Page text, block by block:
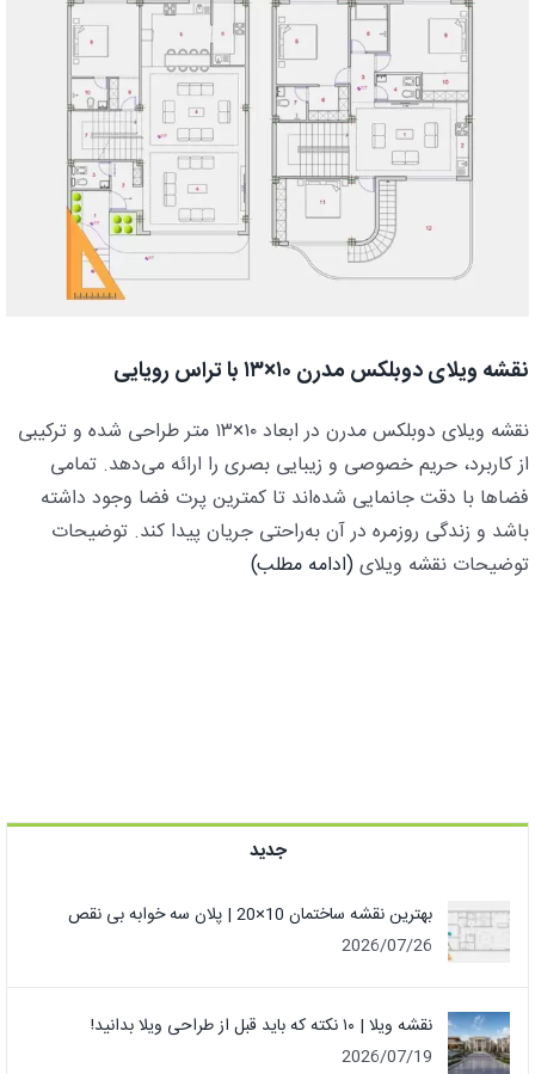
نقشه ویلای دوبلکس مدرن ۱۰×۱۳ با تراس رویایی
نقشه ویلای دوبلکس مدرن در ابعاد ۱۰×۱۳ متر طراحی شده و ترکیبی
از کاربرد، حریم خصوصی و زیبایی بصری را ارائه می‌دهد. تمامی
فضاها با دقت جانمایی شده‌اند تا کمترین پرت فضا وجود داشته
باشد و زندگی روزمره در آن به‌راحتی جریان پیدا کند. توضیحات
توضیحات نقشه ویلای(ادامه مطلب)
جدید
بهترین نقشه ساختمان 10×20 | پلان سه خوابه بی نقص
2026/07/26
نقشه ویلا | ۱۰ نکته که باید قبل از طراحی ویلا بدانید!
2026/07/19